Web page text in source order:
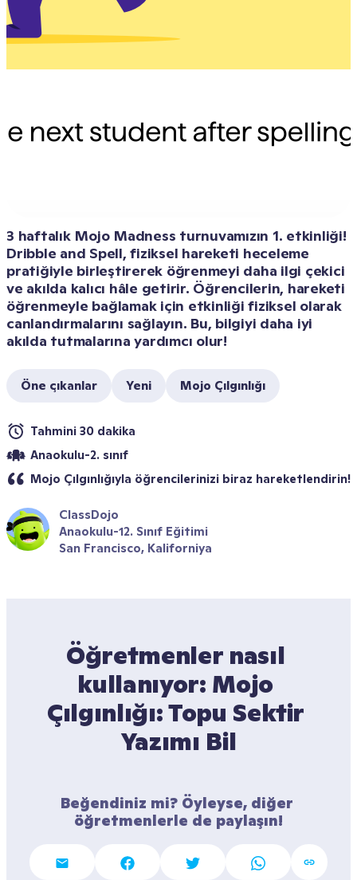
3 haftalık Mojo Madness turnuvamızın 1. etkinliği!
Dribble and Spell, fiziksel hareketi heceleme
pratiğiyle birleştirerek öğrenmeyi daha ilgi çekici
ve akılda kalıcı hâle getirir. Öğrencilerin, hareketi
öğrenmeyle bağlamak için etkinliği fiziksel olarak
canlandırmalarını sağlayın. Bu, bilgiyi daha iyi
akılda tutmalarına yardımcı olur!
Öne çıkanlar Yeni Mojo Çılgınlığı
Tahmini 30 dakika
Anaokulu-2. sınıf
Mojo Çılgınlığıyla öğrencilerinizi biraz hareketlendirin!
ClassDojo
Anaokulu-12. Sınıf Eğitimi
San Francisco, Kaliforniya
Öğretmenler nasıl
kullanıyor: Mojo
Çılgınlığı: Topu Sektir
Yazımı Bil
Beğendiniz mi? Öyleyse, diğer
öğretmenlerle de paylaşın!